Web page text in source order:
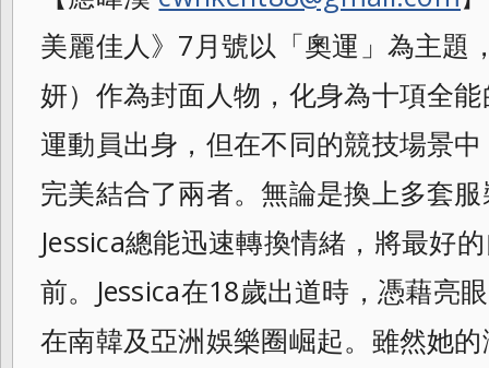
美麗佳人》7月號以「奧運」為主題
妍）作為封面人物，化身為十項全
運動員出身，但在不同的競技場景
完美結合了兩者。無論是換上多套
Jessica總能迅速轉換情緒，將最好
前。Jessica在18歲出道時，憑藉亮
在南韓及亞洲娛樂圈崛起。雖然她